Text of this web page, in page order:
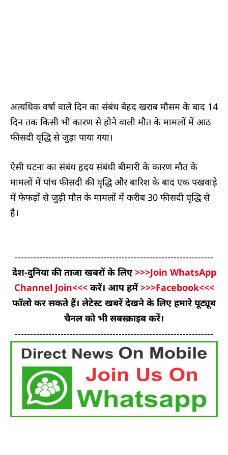
अत्यधिक वर्षा वाले दिन का संबंध बेहद खराब मौसम के बाद 14
दिन तक किसी भी कारण से होने वाली मौत के मामलों में आठ
फीसदी वृद्धि से जुड़ा पाया गया।
ऐसी घटना का संबंध हृदय संबंधी बीमारी के कारण मौत के
मामलों में पांच फीसदी की वृद्धि और बारिश के बाद एक पखवाड़े
में फेफड़ों से जुड़ी मौत के मामलों में करीब 30 फीसदी वृद्धि से
है।
-----------------------------------------------------------------
देश-दुनिया की ताजा खबरों के लिए>>>Join WhatsApp
Channel Join<<< करें। आप हमें>>>Facebook<<<
फॉलो कर सकते हैं। लेटेस्ट खबरें देखने के लिए हमारे यूट्यूब
चैनल को भी सबस्क्राइब करें।
-----------------------------------------------------------------